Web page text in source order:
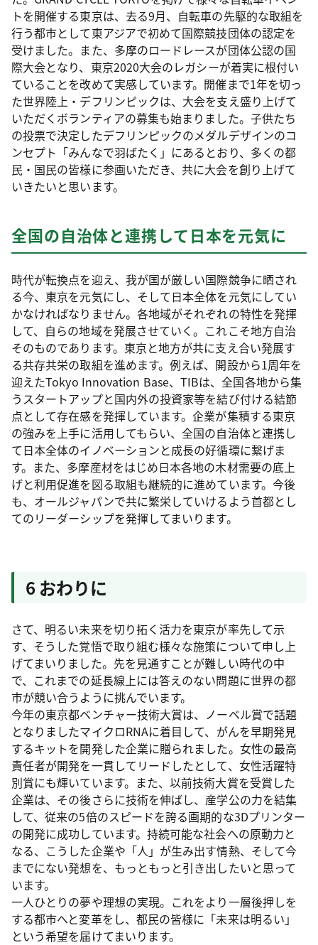
トを開催する東京は、去る9月、自転車の先駆的な取組を
行う都市として東アジアで初めて国際競技団体の認定を
受けました。また、多摩のロードレースが団体公認の国
際大会となり、東京2020大会のレガシーが着実に根付い
ていることを改めて実感しています。開催まで1年を切っ
た世界陸上・デフリンピックは、大会を支え盛り上げて
いただくボランティアの募集も始まりました。子供たち
の投票で決定したデフリンピックのメダルデザインのコ
ンセプト「みんなで羽ばたく」にあるとおり、多くの都
民・国民の皆様に参画いただき、共に大会を創り上げて
いきたいと思います。
全国の自治体と連携して日本を元気に
時代が転換点を迎え、我が国が厳しい国際競争に晒され
る今、東京を元気にし、そして日本全体を元気にしてい
かなければなりません。各地域がそれぞれの特性を発揮
して、自らの地域を発展させていく。これこそ地方自治
そのものであります。東京と地方が共に支え合い発展す
る共存共栄の取組を進めます。例えば、開設から1周年を
迎えたTokyo Innovation Base、TIBは、全国各地から集
うスタートアップと国内外の投資家等を結び付ける結節
点として存在感を発揮しています。企業が集積する東京
の強みを上手に活用してもらい、全国の自治体と連携し
て日本全体のイノベーションと成長の好循環に繋げま
す。また、多摩産材をはじめ日本各地の木材需要の底上
げと利用促進を図る取組も継続的に進めています。今後
も、オールジャパンで共に繁栄していけるよう首都とし
てのリーダーシップを発揮してまいります。
6 おわりに
さて、明るい未来を切り拓く活力を東京が率先して示
す、そうした覚悟で取り組む様々な施策について申し上
げてまいりました。先を見通すことが難しい時代の中
で、これまでの延長線上には答えのない問題に世界の都
市が競い合うように挑んでいます。
今年の東京都ベンチャー技術大賞は、ノーベル賞で話題
となりましたマイクロRNAに着目して、がんを早期発見
するキットを開発した企業に贈られました。女性の最高
責任者が開発を一貫してリードしたとして、女性活躍特
別賞にも輝いています。また、以前技術大賞を受賞した
企業は、その後さらに技術を伸ばし、産学公の力を結集
して、従来の5倍のスピードを誇る画期的な3Dプリンター
の開発に成功しています。持続可能な社会への原動力と
なる、こうした企業や「人」が生み出す情熱、そして今
までにない発想を、もっともっと引き出したいと思って
います。
一人ひとりの夢や理想の実現。これをより一層後押しを
する都市へと変革をし、都民の皆様に「未来は明るい」
という希望を届けてまいります。